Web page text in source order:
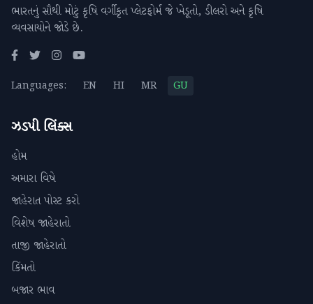
ભારતનું સૌથી મોટું કૃષિ વર્ગીકૃત પ્લેટફોર્મ જે ખેડૂતો, ડીલરો અને કૃષિ
વ્યવસાયોને જોડે છે.
Languages: EN HI MR GU
ઝડપી લિંક્સ
હોમ
અમારા વિષે
જાહેરાત પોસ્ટ કરો
વિશેષ જાહેરાતો
તાજી જાહેરાતો
કિંમતો
બજાર ભાવ